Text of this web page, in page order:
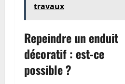
travaux
Repeindre un enduit
décoratif : est-ce
possible ?